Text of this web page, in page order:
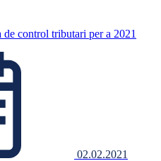
de control tributari per a 2021
02.02.2021